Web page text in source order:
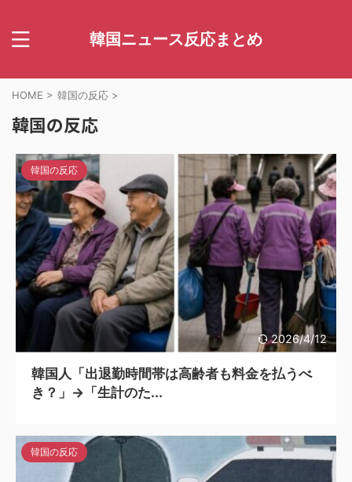
韓国ニュース反応まとめ
HOME > 韓国の反応 >
韓国の反応
2026/4/12
韓国の反応
韓国人「出退勤時間帯は高齢者も料金を払うべ
き？」→「生計のた...
韓国の反応